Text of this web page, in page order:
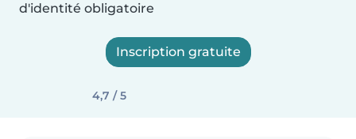
d'identité obligatoire
Inscription gratuite
4,7 / 5